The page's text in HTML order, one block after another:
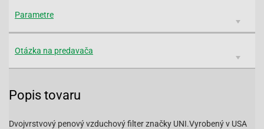
Parametre
Otázka na predavača
Popis tovaru
Dvojvrstvový penový vzduchový filter značky UNI.Vyrobený v USA